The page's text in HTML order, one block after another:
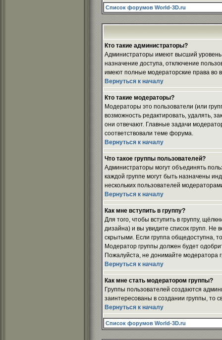
Список форумов World-3D.ru
Кто такие администраторы?
Администраторы имеют высший
назначение доступа, отключение
имеют полные модераторские права во
Вернуться к началу
Кто такие модераторы?
Модераторы это пользователи (или
возможность редактировать, удалять,
они отвечают. Главные задачи
соответствовали теме форума.
Вернуться к началу
Что такое группы пользователей?
Администраторы могут объединять
каждой группе могут быть назначены
нескольких пользователей
Вернуться к началу
Как мне вступить в группу?
Для того, чтобы вступить в группу,
дизайна) и вы увидите список групп. Не
скрытыми. Если группа общедоступна,
Модератор группы должен будет
Пожалуйста, не донимайте модератора
Вернуться к началу
Как мне стать модератором группы?
Группы пользователей создаются
заинтересованы в создании группы, то
Вернуться к началу
Список форумов World-3D.ru